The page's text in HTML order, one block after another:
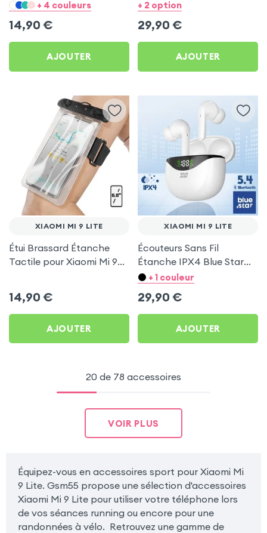
Dragonne - Transparent
+ 4 couleurs
14,90 €
AJOUTER
Automatique - LinQ pour
+ 2 option
29,90 €
AJOUTER
XIAOMI MI 9 LITE
Étui Brassard Étanche
Tactile pour Xiaomi Mi 9
14,90 €
AJOUTER
XIAOMI MI 9 LITE
Écouteurs Sans Fil
Étanche IPX4 Blue Star
Blanc pour Xiaomi Mi 9
+ 1 couleur
29,90 €
AJOUTER
20 de 78 accessoires
VOIR PLUS
Équipez-vous en accessoires sport pour Xiaomi Mi
9 Lite. Gsm55 propose une sélection d'accessoires
Xiaomi Mi 9 Lite pour utiliser votre téléphone lors
de vos séances running ou encore pour une
randonnées à vélo. Retrouvez une gamme de